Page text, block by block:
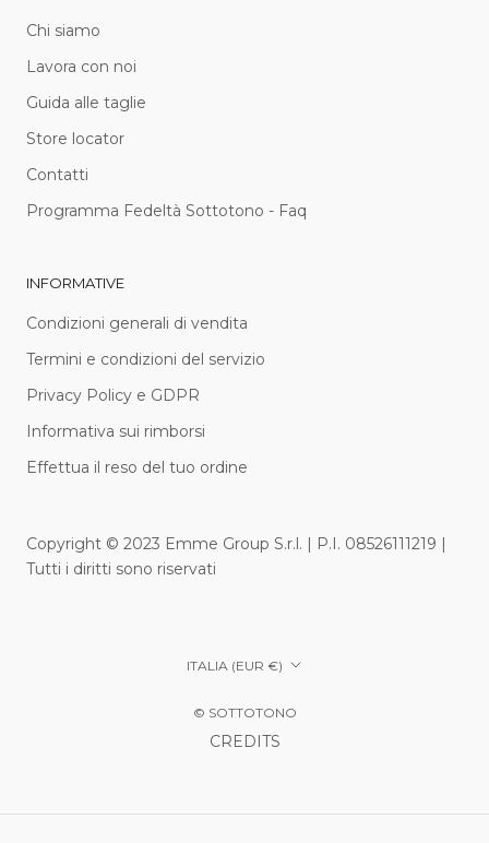
Chi siamo
Lavora con noi
Guida alle taglie
Store locator
Contatti
Programma Fedeltà Sottotono - Faq
INFORMATIVE
Condizioni generali di vendita
Termini e condizioni del servizio
Privacy Policy e GDPR
Informativa sui rimborsi
Effettua il reso del tuo ordine
Copyright © 2023 Emme Group S.r.l. | P.I. 08526111219 |
Tutti i diritti sono riservati
Paese/Area
ITALIA (EUR €)
© SOTTOTONO
CREDITS